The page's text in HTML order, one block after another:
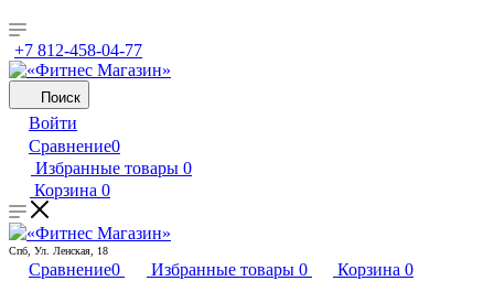
+7 812-458-04-77
Поиск
Войти
Сравнение0
Избранные товары 0
Корзина 0
Спб, Ул. Ленская, 18
Сравнение0 Избранные товары 0 Корзина 0